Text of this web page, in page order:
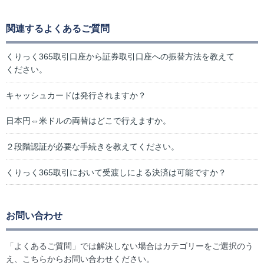
関連するよくあるご質問
くりっく365取引口座から証券取引口座への振替方法を教えて
ください。
キャッシュカードは発行されますか？
日本円⇔米ドルの両替はどこで行えますか。
２段階認証が必要な手続きを教えてください。
くりっく365取引において受渡しによる決済は可能ですか？
お問い合わせ
「よくあるご質問」では解決しない場合はカテゴリーをご選択のう
え、こちらからお問い合わせください。